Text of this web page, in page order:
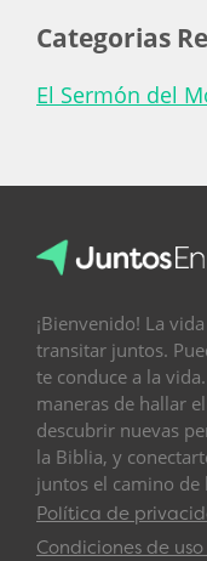
Categorias
El Sermón del
¡Bienvenido! La
transitar juntos.
te conduce a la
maneras de hallar
descubrir nuevas
la Biblia, y
juntos el camino de
Política de
Condiciones de